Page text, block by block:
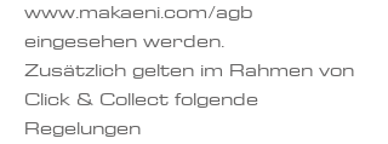
www.makaeni.com/agb
eingesehen werden.
Zusätzlich gelten im Rahmen von
Click & Collect folgende
Regelungen